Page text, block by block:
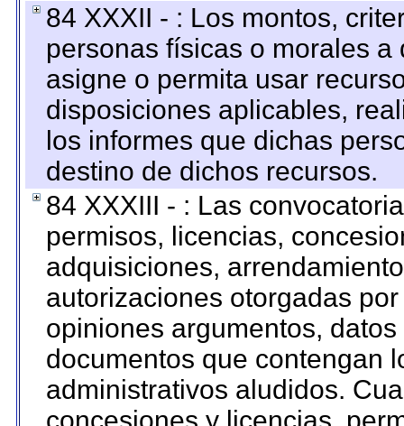
84 XXXII - : Los montos,
personas físicas o morales
asigne o permita usar
disposiciones aplicables,
los informes que dichas
destino de dichos recursos.
84 XXXIII - : Las
permisos, licencias,
adquisiciones,
autorizaciones otorgadas
opiniones argumentos,
documentos que contengan
administrativos aludidos.